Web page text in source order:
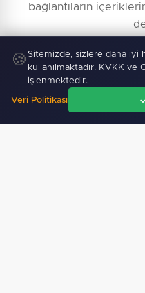
bağlantıların
🍪 Sitemizde, sizlere daha iyi
kullanılmaktadır. KVKK ve
işlenmektedir.
Veri Politikası
Gündem